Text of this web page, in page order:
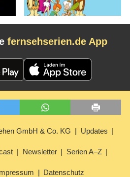
fernsehserien.de App
GmbH & Co. KG Updates
Newsletter Serien A–Z
Datenschutz